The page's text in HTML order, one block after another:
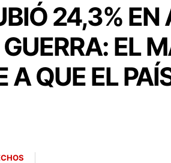
24,3% EN
EL
A QUE EL